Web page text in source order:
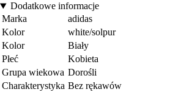
Dodatkowe informacje
Marka
adidas
Kolor
white/solpur
Kolor
Biały
Płeć
Kobieta
Grupa wiekowa Dorośli
Charakterystyka Bez rękawów